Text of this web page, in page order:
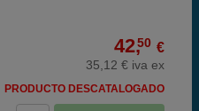
42,50 €
35,12 € iva ex
PRODUCTO DESCATALOGADO